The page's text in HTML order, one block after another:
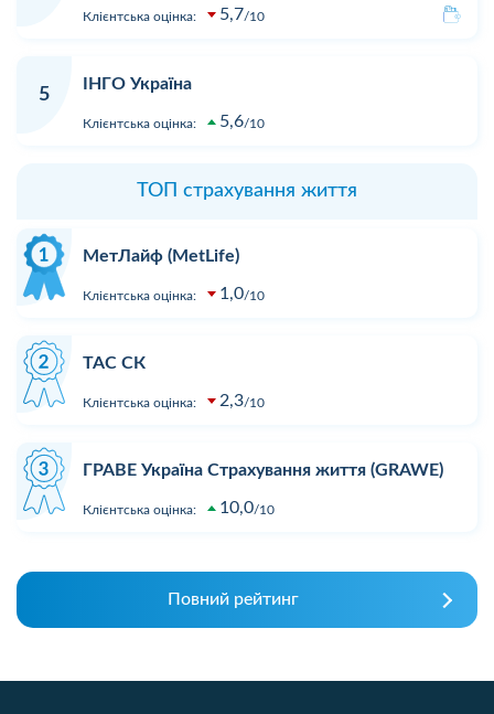
Клієнтська оцінка: 5,7 10
5
ІНГО Україна
Клієнтська оцінка: 5,6 10
ТОП страхування життя
МетЛайф (MetLife)
Клієнтська оцінка: 1,0 10
ТАС СК
Клієнтська оцінка: 2,3 10
ГРАВЕ Україна Страхування життя (GRAWE)
Клієнтська оцінка: 10,0 10
Повний рейтинг